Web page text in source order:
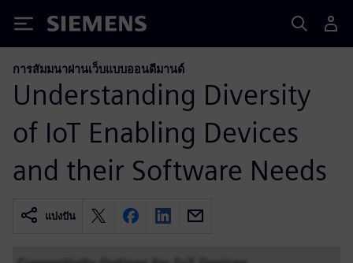
Siemens
การสัมมนาผ่านเว็บแบบออนดีมานด์
Understanding Diversity
of IoT Enabling Devices
and their Software Needs
แบ่งปัน